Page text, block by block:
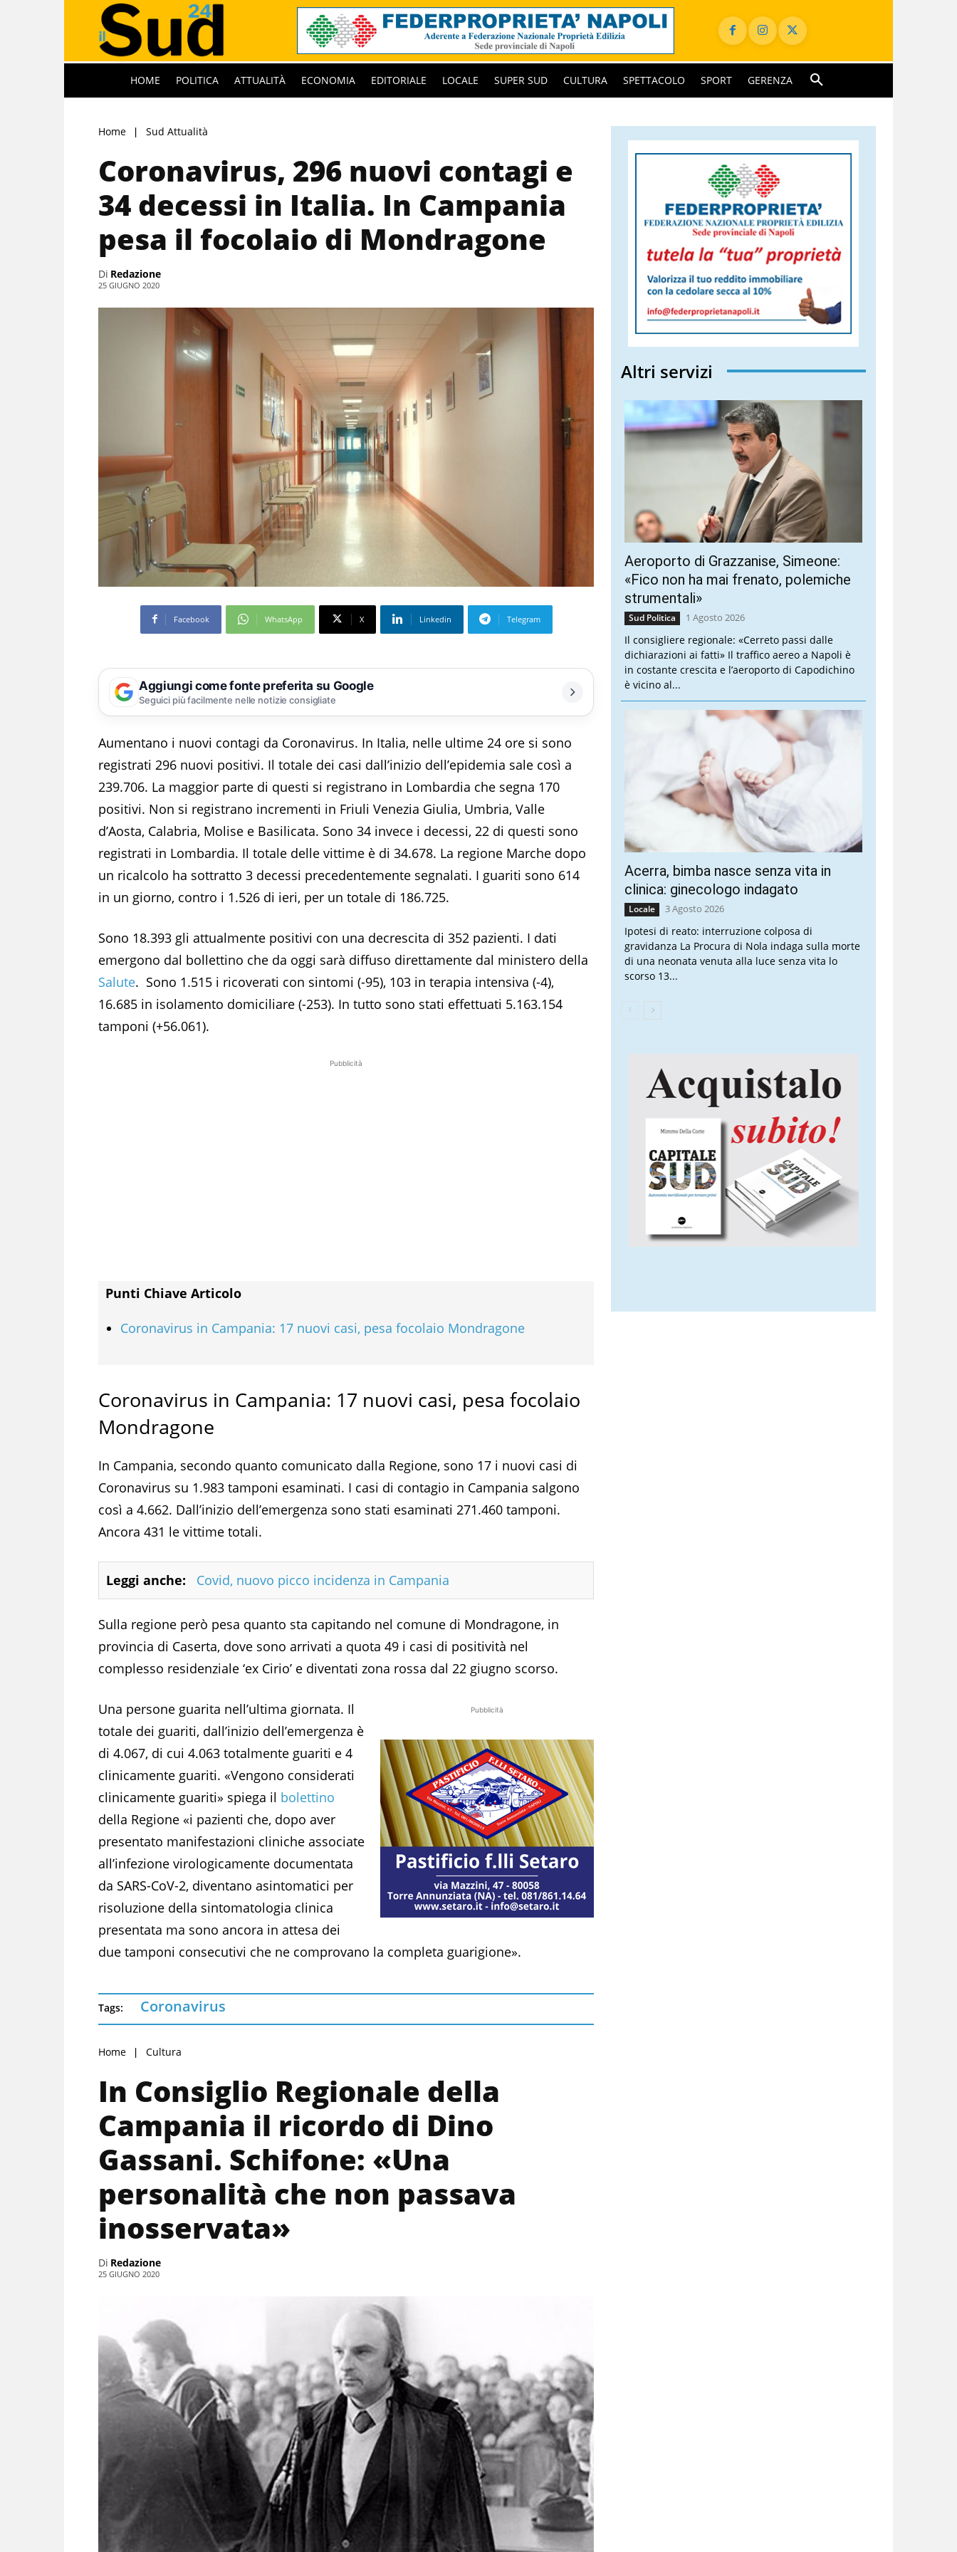
HOME POLITICA ATTUALITÀ ECONOMIA EDITORIALE LOCALE SUPER SUD CULTURA SPETTACOLO SPORT GERENZA
Home Sud Attualità
Coronavirus, 296 nuovi contagi e
34 decessi in Italia. In Campania
pesa il focolaio di Mondragone
Di Redazione
25 GIUGNO 2020
Facebook WhatsApp X Linkedin Telegram
Aggiungi come fonte preferita su Google
Seguici più facilmente nelle notizie consigliate
Aumentano i nuovi contagi da Coronavirus. In Italia, nelle ultime 24 ore si sono
registrati 296 nuovi positivi. Il totale dei casi dall’inizio dell’epidemia sale così a
239.706. La maggior parte di questi si registrano in Lombardia che segna 170
positivi. Non si registrano incrementi in Friuli Venezia Giulia, Umbria, Valle
d’Aosta, Calabria, Molise e Basilicata. Sono 34 invece i decessi, 22 di questi sono
registrati in Lombardia. Il totale delle vittime è di 34.678. La regione Marche dopo
un ricalcolo ha sottratto 3 decessi precedentemente segnalati. I guariti sono 614
in un giorno, contro i 1.526 di ieri, per un totale di 186.725.
Sono 18.393 gli attualmente positivi con una decrescita di 352 pazienti. I dati
emergono dal bollettino che da oggi sarà diffuso direttamente dal ministero della
Salute. Sono 1.515 i ricoverati con sintomi (-95), 103 in terapia intensiva (-4),
16.685 in isolamento domiciliare (-253). In tutto sono stati effettuati 5.163.154
tamponi (+56.061).
Pubblicità
Punti Chiave Articolo
Coronavirus in Campania: 17 nuovi casi, pesa focolaio Mondragone
Coronavirus in Campania: 17 nuovi casi, pesa focolaio
Mondragone
In Campania, secondo quanto comunicato dalla Regione, sono 17 i nuovi casi di
Coronavirus su 1.983 tamponi esaminati. I casi di contagio in Campania salgono
così a 4.662. Dall’inizio dell’emergenza sono stati esaminati 271.460 tamponi.
Ancora 431 le vittime totali.
Leggi anche: Covid, nuovo picco incidenza in Campania
Sulla regione però pesa quanto sta capitando nel comune di Mondragone, in
provincia di Caserta, dove sono arrivati a quota 49 i casi di positività nel
complesso residenziale ‘ex Cirio’ e diventati zona rossa dal 22 giugno scorso.
Pubblicità
Una persone guarita nell’ultima giornata. Il
totale dei guariti, dall’inizio dell’emergenza è
di 4.067, di cui 4.063 totalmente guariti e 4
clinicamente guariti. «Vengono considerati
clinicamente guariti» spiega il bolettino
della Regione «i pazienti che, dopo aver
presentato manifestazioni cliniche associate
all’infezione virologicamente documentata
da SARS-CoV-2, diventano asintomatici per
risoluzione della sintomatologia clinica
presentata ma sono ancora in attesa dei
due tamponi consecutivi che ne comprovano la completa guarigione».
Tags: Coronavirus
Home Cultura
In Consiglio Regionale della
Campania il ricordo di Dino
Gassani. Schifone: «Una
personalità che non passava
inosservata»
Di Redazione
25 GIUGNO 2020
Altri servizi
Aeroporto di Grazzanise, Simeone:
«Fico non ha mai frenato, polemiche
strumentali»
Sud Politica 1 Agosto 2026
Il consigliere regionale: «Cerreto passi dalle
dichiarazioni ai fatti» Il traffico aereo a Napoli è
in costante crescita e l’aeroporto di Capodichino
è vicino al...
Acerra, bimba nasce senza vita in
clinica: ginecologo indagato
Locale 3 Agosto 2026
Ipotesi di reato: interruzione colposa di
gravidanza La Procura di Nola indaga sulla morte
di una neonata venuta alla luce senza vita lo
scorso 13...